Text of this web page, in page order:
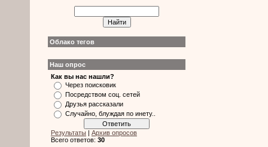
Облако тегов
Наш опрос
Как вы нас нашли?
Через поисковик
Посредством соц. сетей
Друзья рассказали
Случайно, блуждая по инету..
Результаты | Архив опросов
Всего ответов: 30